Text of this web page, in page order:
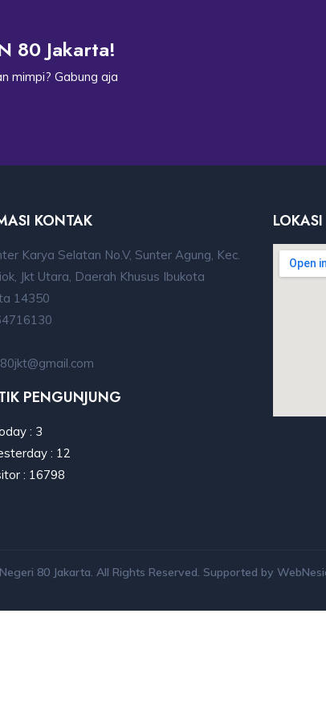
80 Jakarta!
mimpi? Gabung aja
KONTAK
Karya Selatan No.V, Sunter Agung, Kec.
Jkt Utara, Daerah Khusus Ibukota
14350
PENGUNJUNG
: 3
: 12
: 16798
80 Jakarta. All Rights Reserved. Supported by